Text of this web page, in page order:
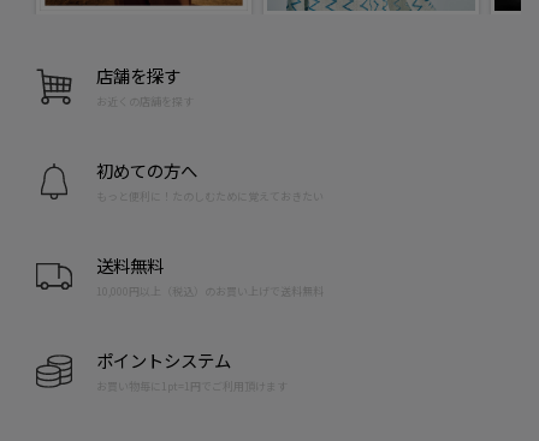
店舗を探す
お近くの店舗を探す
初めての方へ
もっと便利に！たのしむために覚えておきたい
送料無料
10,000円以上（税込）のお買い上げで送料無料
ポイントシステム
お買い物毎に1pt=1円でご利用頂けます